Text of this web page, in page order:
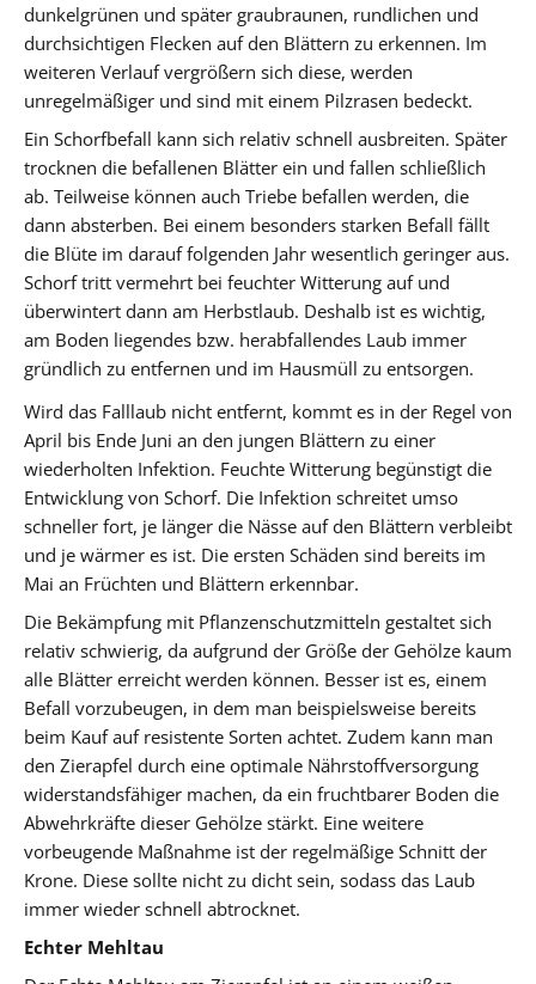
dunkelgrünen und später graubraunen, rundlichen und
durchsichtigen Flecken auf den Blättern zu erkennen. Im
weiteren Verlauf vergrößern sich diese, werden
unregelmäßiger und sind mit einem Pilzrasen bedeckt.
Ein Schorfbefall kann sich relativ schnell ausbreiten. Später
trocknen die befallenen Blätter ein und fallen schließlich
ab. Teilweise können auch Triebe befallen werden, die
dann absterben. Bei einem besonders starken Befall fällt
die Blüte im darauf folgenden Jahr wesentlich geringer aus.
Schorf tritt vermehrt bei feuchter Witterung auf und
überwintert dann am Herbstlaub. Deshalb ist es wichtig,
am Boden liegendes bzw. herabfallendes Laub immer
gründlich zu entfernen und im Hausmüll zu entsorgen.
Wird das Falllaub nicht entfernt, kommt es in der Regel von
April bis Ende Juni an den jungen Blättern zu einer
wiederholten Infektion. Feuchte Witterung begünstigt die
Entwicklung von Schorf. Die Infektion schreitet umso
schneller fort, je länger die Nässe auf den Blättern verbleibt
und je wärmer es ist. Die ersten Schäden sind bereits im
Mai an Früchten und Blättern erkennbar.
Die Bekämpfung mit Pflanzenschutzmitteln gestaltet sich
relativ schwierig, da aufgrund der Größe der Gehölze kaum
alle Blätter erreicht werden können. Besser ist es, einem
Befall vorzubeugen, in dem man beispielsweise bereits
beim Kauf auf resistente Sorten achtet. Zudem kann man
den Zierapfel durch eine optimale Nährstoffversorgung
widerstandsfähiger machen, da ein fruchtbarer Boden die
Abwehrkräfte dieser Gehölze stärkt. Eine weitere
vorbeugende Maßnahme ist der regelmäßige Schnitt der
Krone. Diese sollte nicht zu dicht sein, sodass das Laub
immer wieder schnell abtrocknet.
Echter Mehltau